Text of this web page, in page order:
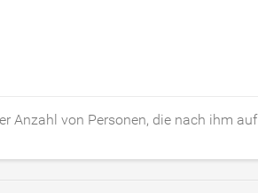
Anzahl von Personen, die nach ihm auf